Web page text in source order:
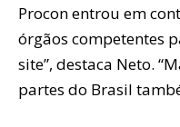
Procon entrou em
órgãos competentes
site”, destaca Neto.
partes do Brasil